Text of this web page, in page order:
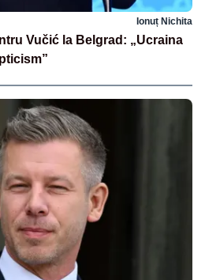
Ionuț Nichita
Vučić la Belgrad: „Ucraina